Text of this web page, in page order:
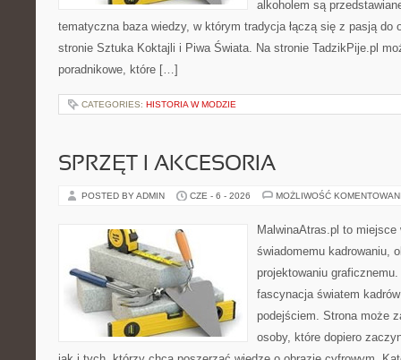
alkoholem są
tematyczna baza wiedzy, w którym tradycja łączą się z pasją do
stronie Sztuka Koktajli i Piwa Świata. Na stronie TadzikPije.pl
poradnikowe, które […]
CATEGORIES: HISTORIA W MODZIE
SPRZĘT I AKCESORIA
POSTED BY ADMIN CZE - 6 - 2026 MOŻLIWOŚĆ
MalwinaAtras.pl to
świadomemu kadrowaniu,
projektowaniu
fascynacja światem
podejściem. Strona może
osoby, które dopiero